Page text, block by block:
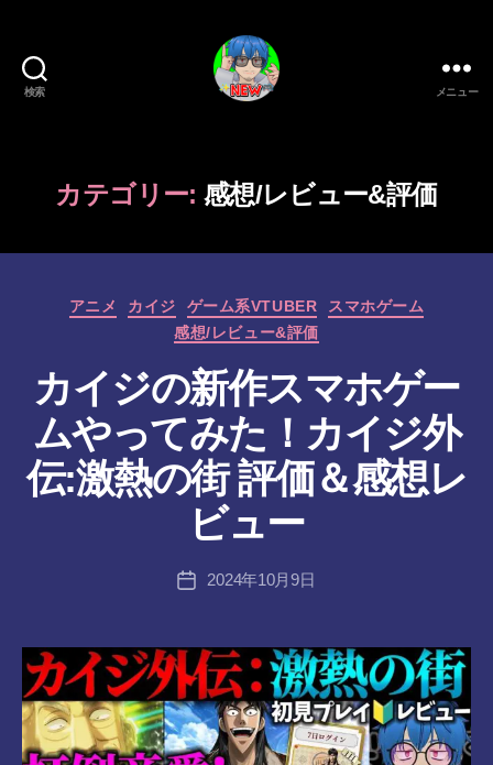
検索
ー
ム/
ジ
ッ
ト
VTuber
さ
む
げ
た
ん
メニュー
カテゴリー: 感想/レビュー&評価
カ
テ
リ
ー
アニメ カイジ ゲーム系VTUBER
スマホゲーム
感想/レビュー&評価
カイジの新作スマホゲー
ムやってみた！カイジ外
伝:激熱の街 評価＆感想レ
ビュー
投
稿
作
a
8-
vr
投
2024年10月9日